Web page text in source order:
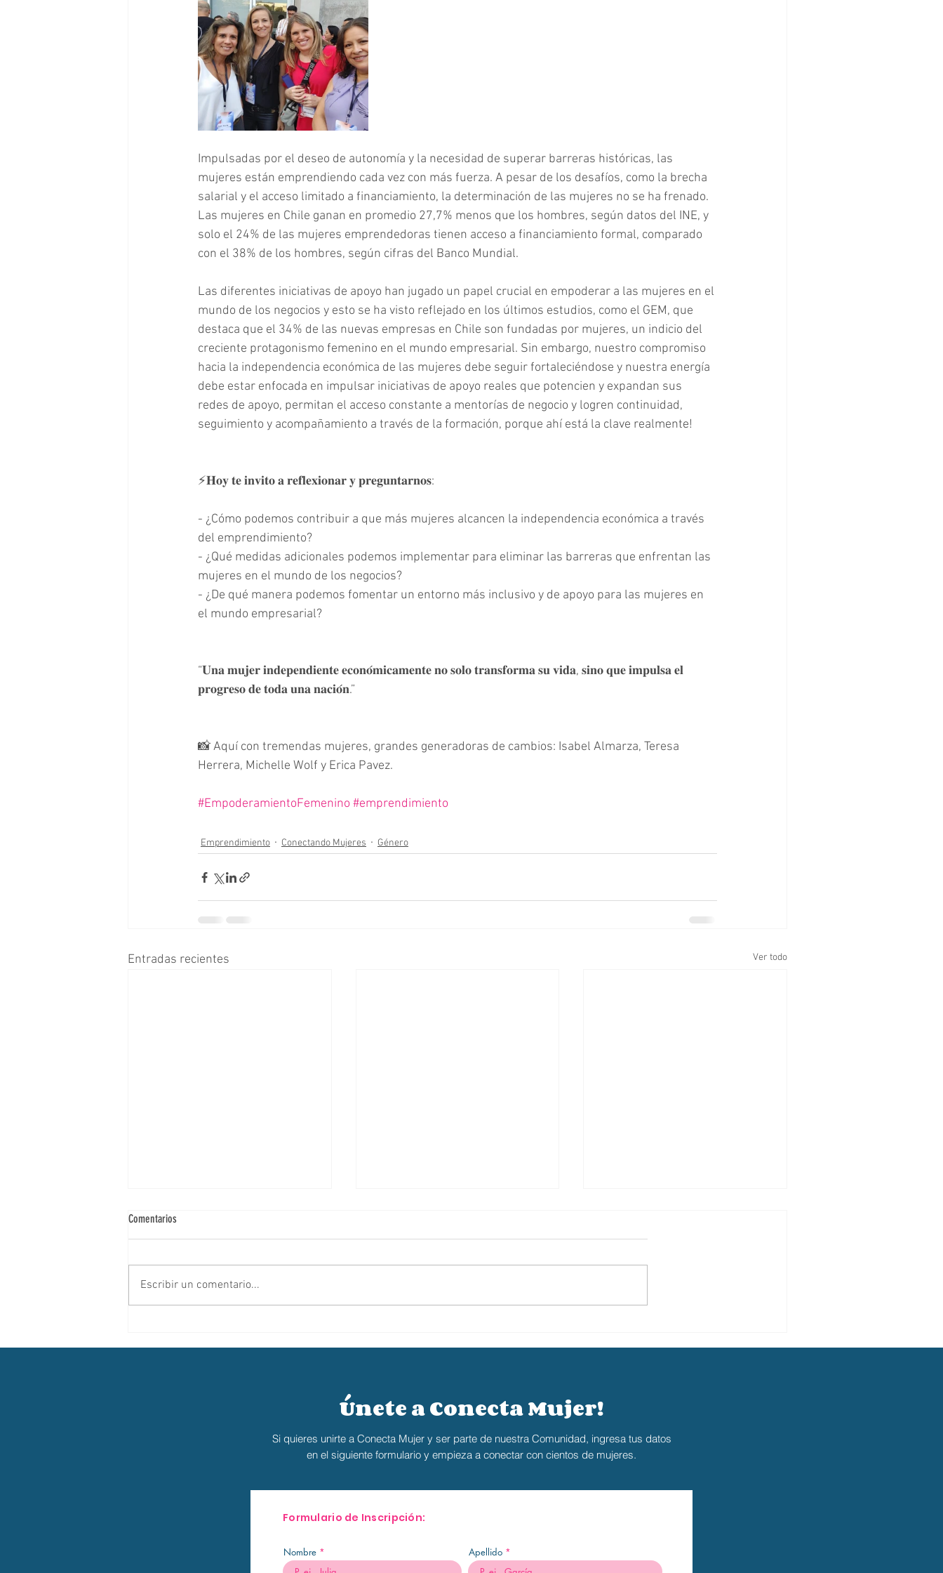
Impulsadas por el deseo de autonomía y la necesidad de superar barreras históricas, las
mujeres están emprendiendo cada vez con más fuerza. A pesar de los desafíos, como la brecha
salarial y el acceso limitado a financiamiento, la determinación de las mujeres no se ha frenado.
Las mujeres en Chile ganan en promedio 27,7% menos que los hombres, según datos del INE, y
solo el 24% de las mujeres emprendedoras tienen acceso a financiamiento formal, comparado
con el 38% de los hombres, según cifras del Banco Mundial.
Las diferentes iniciativas de apoyo han jugado un papel crucial en empoderar a las mujeres en el
mundo de los negocios y esto se ha visto reflejado en los últimos estudios, como el GEM, que
destaca que el 34% de las nuevas empresas en Chile son fundadas por mujeres, un indicio del
creciente protagonismo femenino en el mundo empresarial. Sin embargo, nuestro compromiso
hacia la independencia económica de las mujeres debe seguir fortaleciéndose y nuestra energía
debe estar enfocada en impulsar iniciativas de apoyo reales que potencien y expandan sus
redes de apoyo, permitan el acceso constante a mentorías de negocio y logren continuidad,
seguimiento y acompañamiento a través de la formación, porque ahí está la clave realmente!
⚡️𝐇𝐨𝐲 𝐭𝐞 𝐢𝐧𝐯𝐢𝐭𝐨 𝐚 𝐫𝐞𝐟𝐥𝐞𝐱𝐢𝐨𝐧𝐚𝐫 𝐲 𝐩𝐫𝐞𝐠𝐮𝐧𝐭𝐚𝐫𝐧𝐨𝐬:
- ¿Cómo podemos contribuir a que más mujeres alcancen la independencia económica a través
del emprendimiento?
- ¿Qué medidas adicionales podemos implementar para eliminar las barreras que enfrentan las
mujeres en el mundo de los negocios?
- ¿De qué manera podemos fomentar un entorno más inclusivo y de apoyo para las mujeres en
el mundo empresarial?
“𝐔𝐧𝐚 𝐦𝐮𝐣𝐞𝐫 𝐢𝐧𝐝𝐞𝐩𝐞𝐧𝐝𝐢𝐞𝐧𝐭𝐞 𝐞𝐜𝐨𝐧𝐨́𝐦𝐢𝐜𝐚𝐦𝐞𝐧𝐭𝐞 𝐧𝐨 𝐬𝐨𝐥𝐨 𝐭𝐫𝐚𝐧𝐬𝐟𝐨𝐫𝐦𝐚 𝐬𝐮 𝐯𝐢𝐝𝐚, 𝐬𝐢𝐧𝐨 𝐪𝐮𝐞 𝐢𝐦𝐩𝐮𝐥𝐬𝐚 𝐞𝐥
𝐩𝐫𝐨𝐠𝐫𝐞𝐬𝐨 𝐝𝐞 𝐭𝐨𝐝𝐚 𝐮𝐧𝐚 𝐧𝐚𝐜𝐢𝐨́𝐧.”
📸 Aquí con tremendas mujeres, grandes generadoras de cambios: Isabel Almarza, Teresa
Herrera, Michelle Wolf y Erica Pavez.
#EmpoderamientoFemenino #emprendimiento
Emprendimiento Conectando Mujeres Género
Entradas recientes Ver todo
Comentarios
Escribir un comentario...
Únete a Conecta Mujer!
Si quieres unirte a Conecta Mujer y ser parte de nuestra Comunidad, ingresa tus datos
en el siguiente formulario y empieza a conectar con cientos de mujeres.
Formulario de Inscripción:
Nombre Apellido